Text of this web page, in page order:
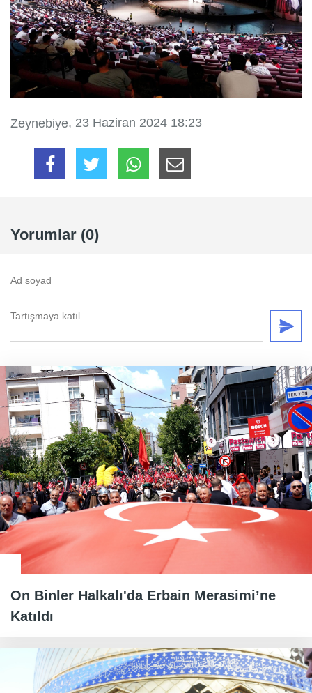
Zeynebiye, 23 Haziran 2024 18:23
Yorumlar (0)
On Binler Halkalı'da Erbain Merasimi’ne
Katıldı